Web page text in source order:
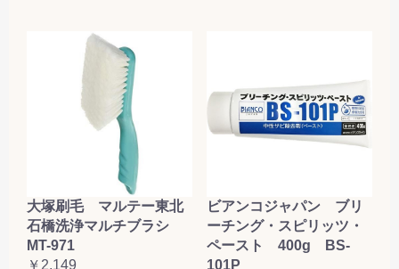
大塚刷毛 マルテー東北
石橋洗浄マルチブラシ
MT-971
￥2,149
ビアンコジャパン ブリ
ーチング・スピリッツ・
ペースト 400g BS-
101P